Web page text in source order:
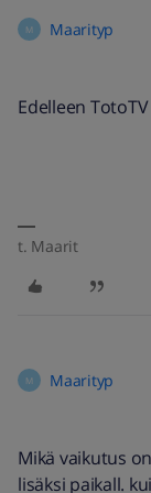
M Maarityp
Edelleen
t. Maarit
M Maarityp
Mikä vaikutus
lisäksi paikall.